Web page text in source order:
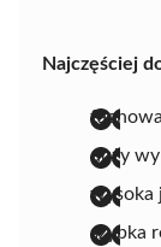
Najczęściej
duży
wysoka
szybka